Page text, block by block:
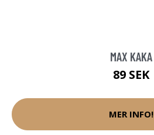
MAX KAKA
89 SEK
MER INFO!